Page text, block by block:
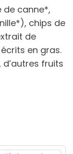
de canne*,
chips de
de
en gras.
fruits